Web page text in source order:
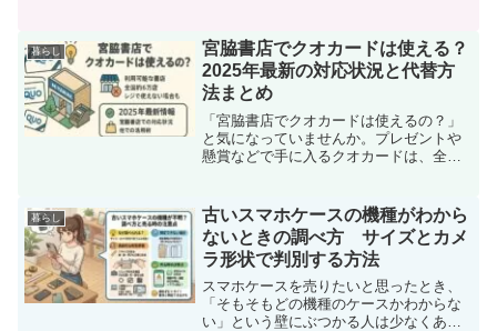
安を感じやすいものです。しかし、総ト
ロフィーが変わってい...
暮らし
宮脇書店でクオカードは使える？
2025年最新の対応状況と代替方
法まとめ
「宮脇書店でクオカードは使えるの？」
と気になっていませんか。プレゼントや
懸賞などで手に入るクオカードは、全国
舗によって異なり、実際にレジで断られ
てしまうケースもあります...
暮らし
古いスマホケースの機種がわから
ないときの調べ方 サイズとカメ
ラ形状で判別する方法
スマホケースを売りたいと思ったとき、
「そもそもどの機種のケースかわからな
い」という壁にぶつかる人は少なくあり